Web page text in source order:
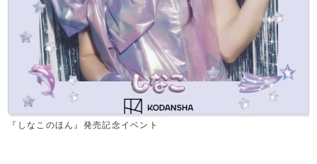
『しなこのほん』発売記念イベント